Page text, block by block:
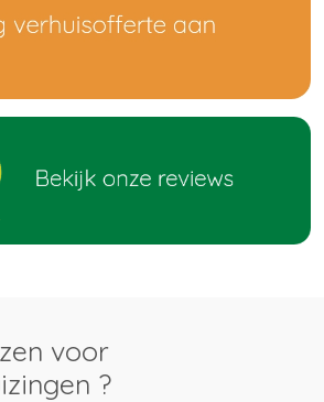
voor
?